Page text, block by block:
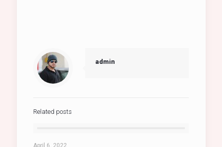
admin
Related posts
April 6, 2022